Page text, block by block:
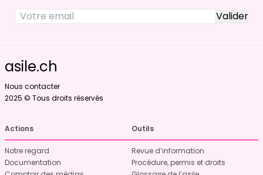
asile.ch
Nous contacter
2025 © Tous droits réservés
Actions
Notre regard
Documentation
Outils
Revue d’information
Procédure, permis et droits